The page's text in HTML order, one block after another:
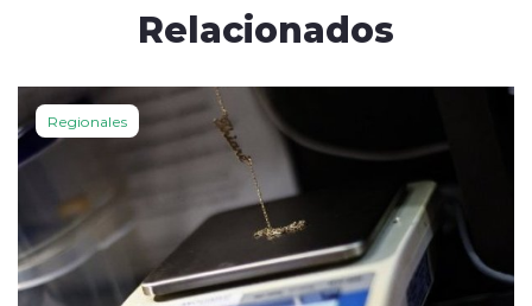
Relacionados
Regionales